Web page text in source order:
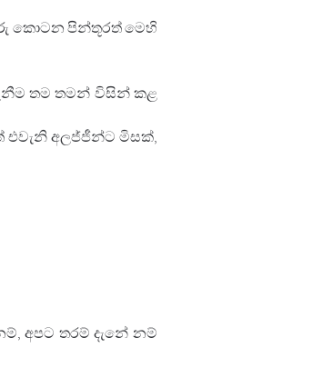
කොටන පින්තූරත් මෙහි
තම තමන් විසින් කළ
එවැනි අලජ්ජීන්ට මිසක්,
අපට තරම් දැනේ නම්